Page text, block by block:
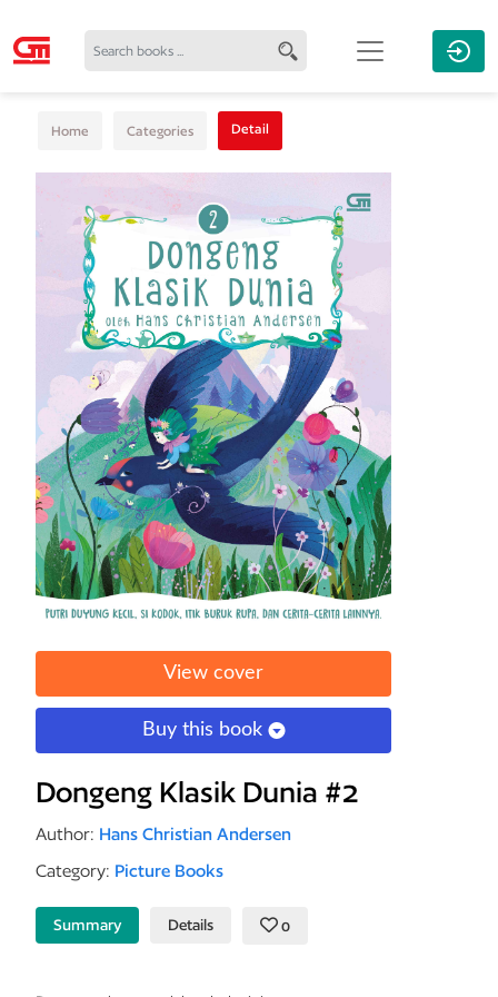
Home Categories Detail
View cover
Buy this book
Dongeng Klasik Dunia #2
Author: Hans Christian Andersen
Category: Picture Books
Summary Details 0